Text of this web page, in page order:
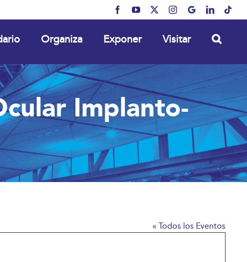
FacebookYouTube Instagram
MyBusinessLinkedIn
Organiza Exponer Visitar
Implanto-
« Todos los Eventos